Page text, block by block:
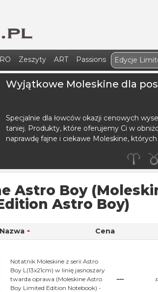
Zeszyty ART Passions Edycje
Wyjątkowe Moleskine dla
Specjalnie dla łowców okazji cenowych
taniej. Produkty, które oferujemy Ci w
naprawdę fajne i ciekawe Moleskine,
Astro Boy
Astro Boy)
Nazwa Cena
Notatnik Moleskine z serii Astro
Boy L(13x21cm) w linię jasnoszary
twarda oprawa (Moleskine Astro
Boy Limited Edition Notebook) -
---